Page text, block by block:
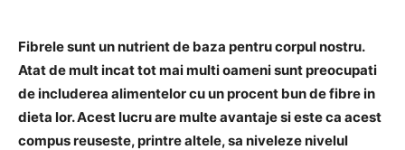
Fibrele sunt un nutrient de baza pentru corpul nostru.
Atat de mult incat tot mai multi oameni sunt preocupati
de includerea alimentelor cu un procent bun de fibre in
dieta lor. Acest lucru are multe avantaje si este ca acest
compus reuseste, printre altele, sa niveleze nivelul